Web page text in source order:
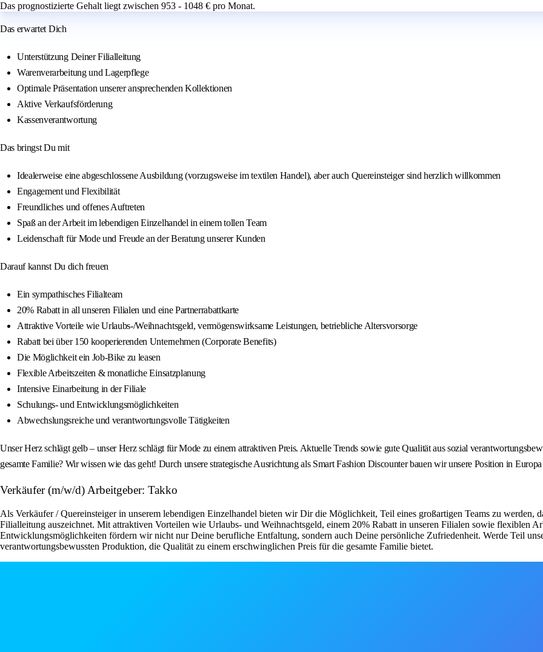
Das prognostizierte Gehalt liegt zwischen 953 - 1048 € pro Monat.
Das erwartet Dich
Unterstützung Deiner Filialleitung
Warenverarbeitung und Lagerpflege
Optimale Präsentation unserer ansprechenden Kollektionen
Aktive Verkaufsförderung
Kassenverantwortung
Das bringst Du mit
Idealerweise eine abgeschlossene Ausbildung (vorzugsweise im textilen Handel), aber auch Quereinsteiger sind herzlich willkommen
Engagement und Flexibilität
Freundliches und offenes Auftreten
Spaß an der Arbeit im lebendigen Einzelhandel in einem tollen Team
Leidenschaft für Mode und Freude an der Beratung unserer Kunden
Darauf kannst Du dich freuen
Ein sympathisches Filialteam
20% Rabatt in all unseren Filialen und eine Partnerrabattkarte
Attraktive Vorteile wie Urlaubs-/Weihnachtsgeld, vermögenswirksame Leistungen, betriebliche Altersvorsorge
Rabatt bei über 150 kooperierenden Unternehmen (Corporate Benefits)
Die Möglichkeit ein Job-Bike zu leasen
Flexible Arbeitszeiten & monatliche Einsatzplanung
Intensive Einarbeitung in der Filiale
Schulungs- und Entwicklungsmöglichkeiten
Abwechslungsreiche und verantwortungsvolle Tätigkeiten
Unser Herz schlägt gelb – unser Herz schlägt für Mode zu einem attraktiven Preis. Aktuelle Trends sowie gute Qualität aus sozial
gesamte Familie? Wir wissen wie das geht! Durch unsere strategische Ausrichtung als Smart Fashion Discounter bauen wir unsere Position in
Verkäufer (m/w/d) Arbeitgeber: Takko
Als Verkäufer / Quereinsteiger in unserem lebendigen Einzelhandel bieten wir Dir die Möglichkeit, Teil eines großartigen Teams zu werden,
Filialleitung auszeichnet. Mit attraktiven Vorteilen wie Urlaubs- und Weihnachtsgeld, einem 20% Rabatt in unseren Filialen sowie flexiblen
Entwicklungsmöglichkeiten fördern wir nicht nur Deine berufliche Entfaltung, sondern auch Deine persönliche Zufriedenheit. Werde Teil
verantwortungsbewussten Produktion, die Qualität zu einem erschwinglichen Preis für die gesamte Familie bietet.